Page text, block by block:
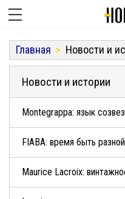
Главная Новости и
Новости и истории
Montegrappa: язык
FIABA: время быть разной
Maurice Lacroix: